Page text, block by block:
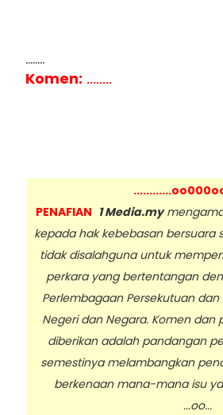
........
Komen: ........
PENAFIAN 1 Media.my
kepada hak kebebasan bersuara
tidak disalahguna untuk
perkara yang bertentangan
Perlembagaan Persekutuan
Negeri dan Negara. Komen dan
diberikan adalah pandangan
semestinya melambangkan
berkenaan mana-mana isu
...oo...